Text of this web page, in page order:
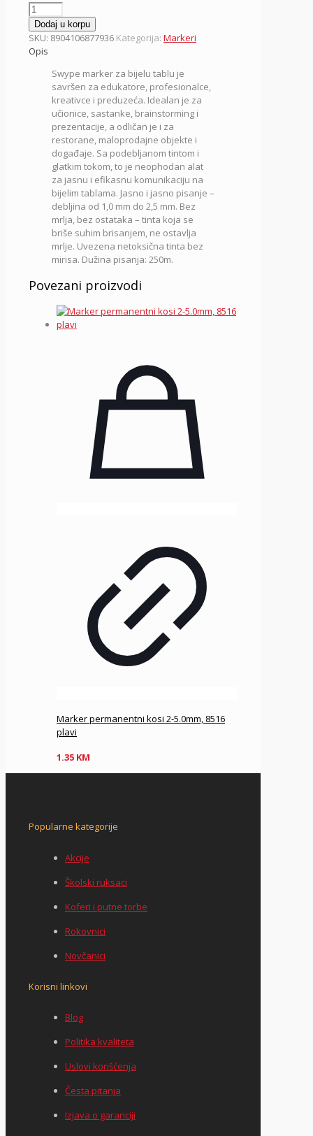
Marker
za
bijelu
tablu,
Swype
Whiteboard,
količina
Dodaj u korpu
SKU: 8904106877936 Kategorija: Markeri
Opis
Swype marker za bijelu tablu je
savršen za edukatore, profesionalce,
kreativce i preduzeća. Idealan je za
učionice, sastanke, brainstorming i
prezentacije, a odličan je i za
restorane, maloprodajne objekte i
događaje. Sa podebljanom tintom i
glatkim tokom, to je neophodan alat
za jasnu i efikasnu komunikaciju na
bijelim tablama. Jasno i jasno pisanje –
debljina od 1,0 mm do 2,5 mm. Bez
mrlja, bez ostataka – tinta koja se
briše suhim brisanjem, ne ostavlja
mrlje. Uvezena netoksična tinta bez
mirisa. Dužina pisanja: 250m.
Povezani proizvodi
Marker permanentni kosi 2-5.0mm, 8516
plavi
1.35 KM
Popularne kategorije
Akcije
Školski ruksaci
Koferi i putne torbe
Rokovnici
Novčanici
Korisni linkovi
Blog
Politika kvaliteta
Uslovi korišćenja
Česta pitanja
Izjava o garanciji